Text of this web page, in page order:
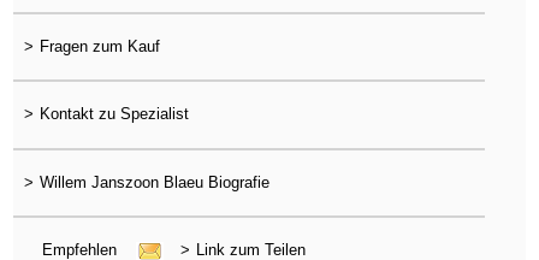
> Fragen zum Kauf
> Kontakt zu Spezialist
> Willem Janszoon Blaeu Biografie
Empfehlen > Link zum Teilen